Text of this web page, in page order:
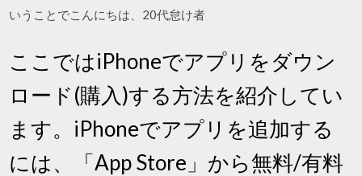
いうことでこんにちは、20代怠け者
ここではiPhoneでアプリをダウン
ロード(購入)する方法を紹介してい
ます。iPhoneでアプリを追加する
には、「App Store」から無料/有料